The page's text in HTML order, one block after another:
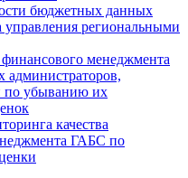
бюджетных данных
управления региональными
менеджмента
администраторов,
по убыванию их
качества
ГАБС по